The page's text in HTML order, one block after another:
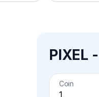
PIXEL
Coin